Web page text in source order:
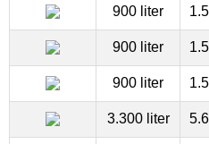
900 liter
900 liter
900 liter
3.300 liter